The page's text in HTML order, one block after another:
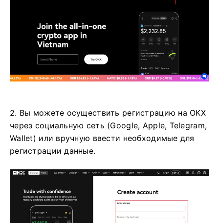
2. Вы можете осуществить регистрацию на OKX
через социальную сеть (Google, Apple, Telegram,
Wallet) или вручную ввести необходимые для
регистрации данные.